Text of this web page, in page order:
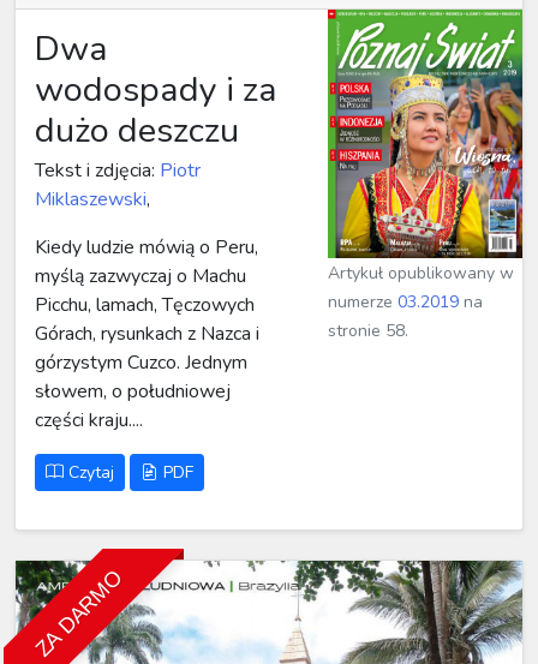
Dwa
wodospady i za
dużo deszczu
Tekst i zdjęcia: Piotr
Miklaszewski,
Kiedy ludzie mówią o Peru,
myślą zazwyczaj o Machu
Picchu, lamach, Tęczowych
Górach, rysunkach z Nazca i
górzystym Cuzco. Jednym
słowem, o południowej
części kraju....
Czytaj PDF
Artykuł opublikowany w
numerze03.2019 na
stronie 58.
ZA DARMO